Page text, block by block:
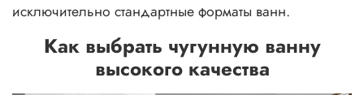
исключительно стандартные форматы ванн.
Как выбрать чугунную ванну
высокого качества